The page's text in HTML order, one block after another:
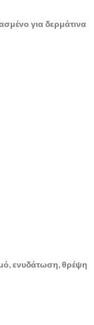
για δερμάτινα
ενυδάτωση, θρέψη